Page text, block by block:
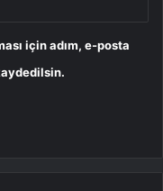
için adım, e-posta